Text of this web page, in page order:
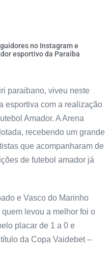
no Instagram e
esportivo da Paraíba
paraibano, viveu neste
esportiva com a realização
Amador. A Arena
recebendo um grande
que acompanharam de
de futebol amador já
e Vasco do Marinho
levou a melhor foi o
placar de 1 a 0 e
da Copa Vaidebet –